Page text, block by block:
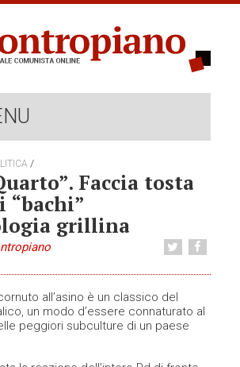
/
Faccia tosta
“bachi”
grillina
all’asino è un classico del
un modo d’essere connaturato al
peggiori subculture di un paese